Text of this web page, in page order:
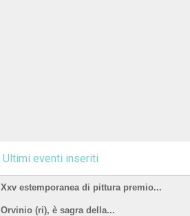
Ultimi eventi inseriti
Xxv estemporanea di pittura premio...
Orvinio (ri), è sagra della...